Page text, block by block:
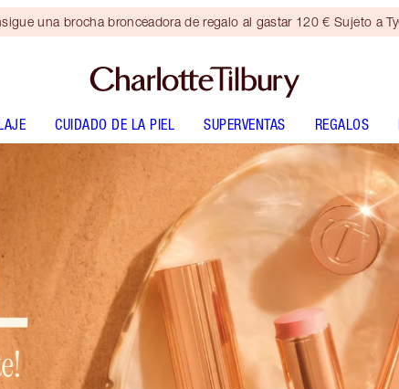
una brocha bronceadora de regalo al gastar 120 € Sujeto a
CUIDADO DE LA PIEL SUPERVENTAS REGALOS